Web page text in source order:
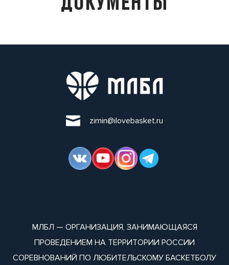
zimin@ilovebasket.ru
МЛБЛ — ОРГАНИЗАЦИЯ, ЗАНИМАЮЩАЯСЯ
ПРОВЕДЕНИЕМ НА ТЕРРИТОРИИ РОССИИ
СОРЕВНОВАНИЙ ПО ЛЮБИТЕЛЬСКОМУ БАСКЕТБОЛУ